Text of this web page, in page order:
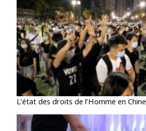
L’état des droits de l’Homme en Chine